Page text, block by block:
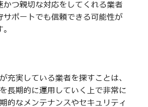
かつ親切な対応をしてくれる業者
サポートでも信頼できる可能性が
充実している業者を探すことは、
長期的に運用していく上で非常に
的なメンテナンスやセキュリティ